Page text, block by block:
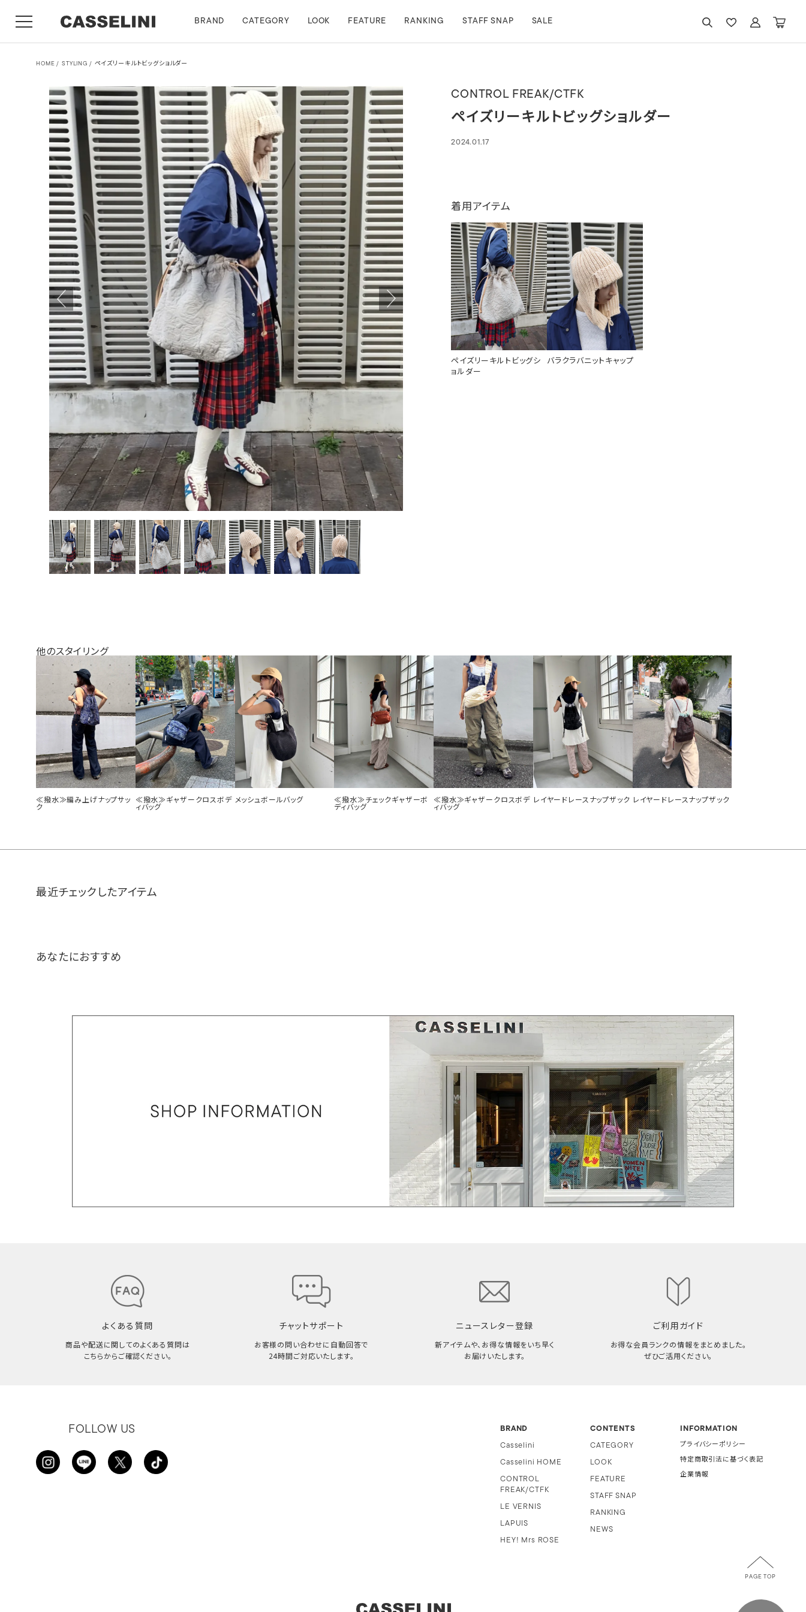
BRAND CATEGORY LOOK FEATURE RANKING STAFF SNAP SALE
HOME STYLING ペイズリーキルトビッグショルダー
CONTROL FREAK/CTFK
ペイズリーキルトビッグショルダー
2024.01.17
着用アイテム
ペイズリーキルトビッグシ
ョルダー
バラクラバニットキャップ
他のスタイリング
≪撥水≫編み上げナップサッ
ク
≪撥水≫ギャザークロスボデ
ィバッグ
メッシュボールバッグ
≪撥水≫チェックギャザーボ
ディバッグ
≪撥水≫ギャザークロスボデ
ィバッグ
レイヤードレースナップザック レイヤードレースナップザック
最近チェックしたアイテム
あなたにおすすめ
よくある質問
商品や配送に関してのよくある質問は
こちらからご確認ください。
チャットサポート
お客様の問い合わせに自動回答で
24時間ご対応いたします。
ニュースレター登録
新アイテムや、お得な情報をいち早く
お届けいたします。
ご利用ガイド
お得な会員ランクの情報をまとめました。
ぜひご活用ください。
FOLLOW US BRAND
Casselini
Casselini HOME
CONTROL
FREAK/CTFK
LE VERNIS
LAPUIS
HEY! Mrs ROSE
CONTENTS
CATEGORY
LOOK
FEATURE
STAFF SNAP
RANKING
NEWS
INFORMATION
プライバシーポリシー
特定商取引法に基づく表記
企業情報
PAGE TOP